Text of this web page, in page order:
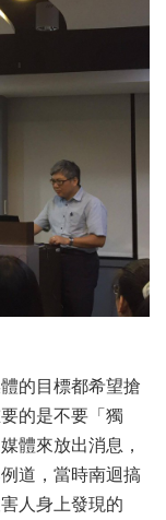
的目標都希望搶
的是不要「獨
體來放出消息，
道，當時南迴搞
人身上發現的